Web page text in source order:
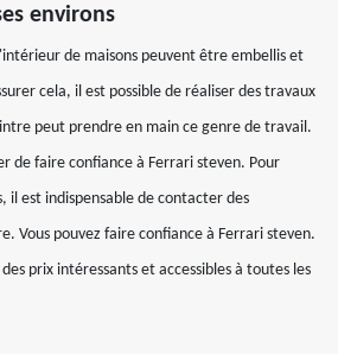
environs
de maisons peuvent être embellis et
cela, il est possible de réaliser des travaux
peut prendre en main ce genre de travail.
de faire confiance à Ferrari steven. Pour
il est indispensable de contacter des
Vous pouvez faire confiance à Ferrari steven.
prix intéressants et accessibles à toutes les